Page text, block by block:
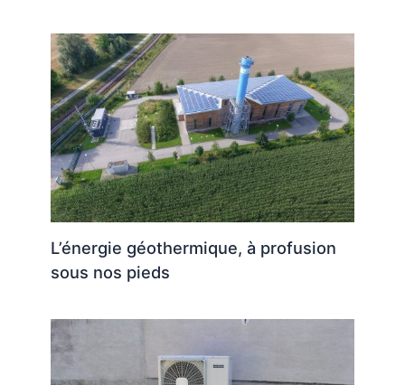
L’énergie géothermique, à profusion
sous nos pieds